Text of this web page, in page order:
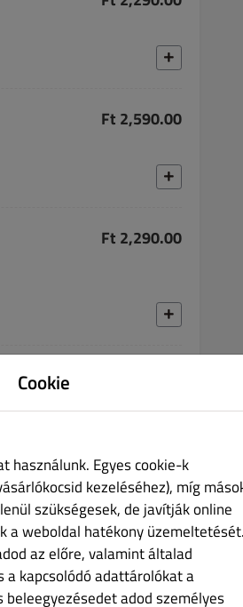
Ft 2,590.00
Ft 2,290.00
Ft 2,390.00
Cookie
használunk. Egyes cookie-k
kezeléséhez), míg
szükségesek, de javítják online
a weboldal hatékony üzemeltetését.
az előre, valamint általad
kapcsolódó adattárolókat a
adod személyes